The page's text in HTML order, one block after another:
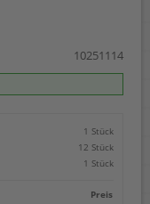
10251114
1 Stück
12 Stück
1 Stück
Preis